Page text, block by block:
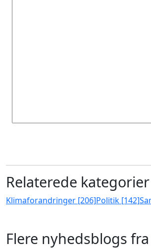
Relaterede kategorier
Klimaforandringer [206]Politik [142]
Flere nyhedsblogs